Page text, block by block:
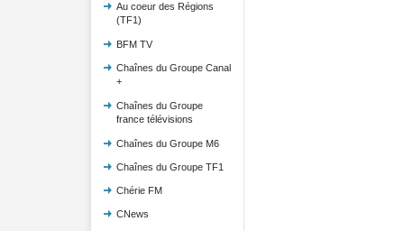
Au coeur des Régions
(TF1)
BFM TV
Chaînes du Groupe Canal
+
Chaînes du Groupe
france télévisions
Chaînes du Groupe M6
Chaînes du Groupe TF1
Chérie FM
CNews